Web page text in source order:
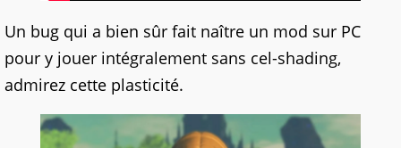
Un bug qui a bien sûr fait naître un mod sur PC
pour y jouer intégralement sans cel-shading,
admirez cette plasticité.